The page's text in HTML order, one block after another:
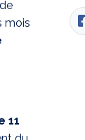
mois
11